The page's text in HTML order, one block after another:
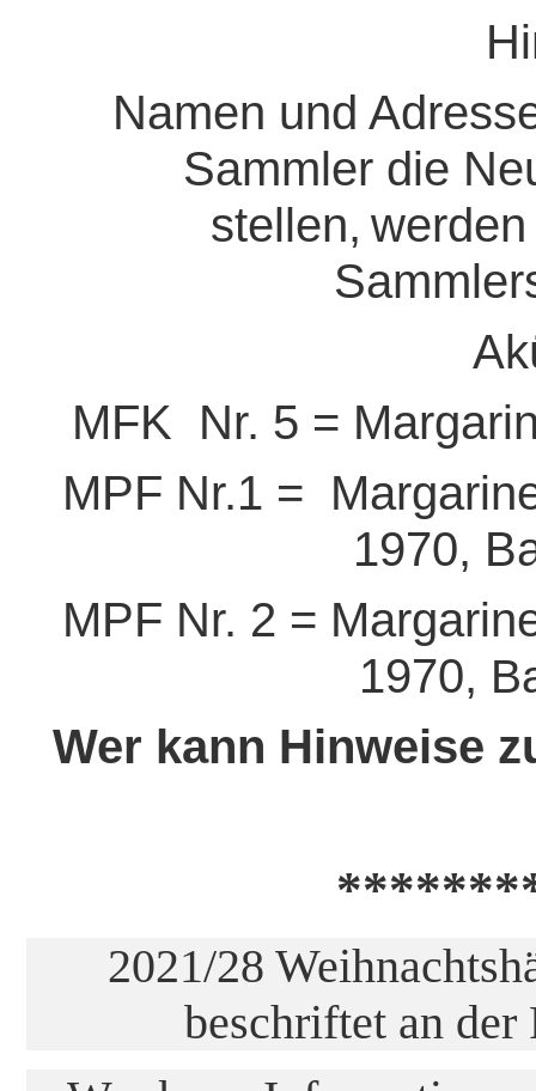
Namen und
Sammler die
stellen,
MFK Nr. 5 =
MPF Nr.1 =
1970,
MPF Nr. 2 =
1970,
Wer kann Hinweise
2021/28
beschriftet an